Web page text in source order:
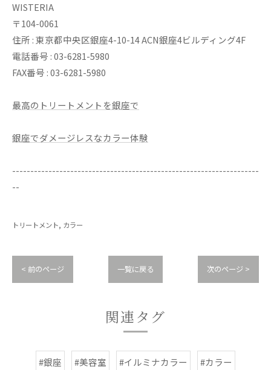
WISTERIA
〒104-0061
住所 : 東京都中央区銀座4-10-14 ACN銀座4ビルディング4F
電話番号 : 03-6281-5980
FAX番号 : 03-6281-5980
最高のトリートメントを銀座で
銀座でダメージレスなカラー体験
--------------------------------------------------------------------
--
トリートメント カラー
< 前のページ 一覧に戻る 次のページ >
関連タグ
#銀座 #美容室 #イルミナカラー #カラー